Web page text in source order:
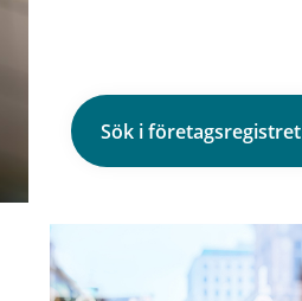
Sök i företagsregistret